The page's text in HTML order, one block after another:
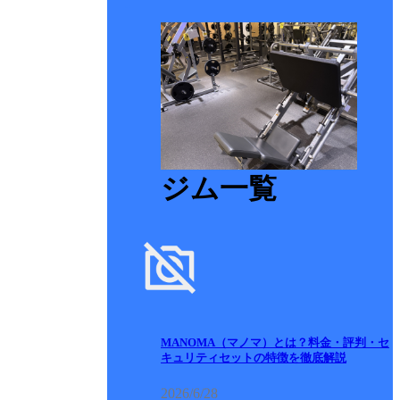
ジム一覧
MANOMA（マノマ）とは？料金・評判・セ
キュリティセットの特徴を徹底解説
2026/6/28